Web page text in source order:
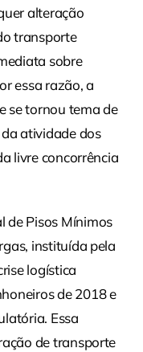
alteração
transporte
sobre
essa razão, a
se tornou tema de
atividade dos
livre concorrência
de Pisos Mínimos
instituída pela
logística
de 2018 e
Essa
de transporte